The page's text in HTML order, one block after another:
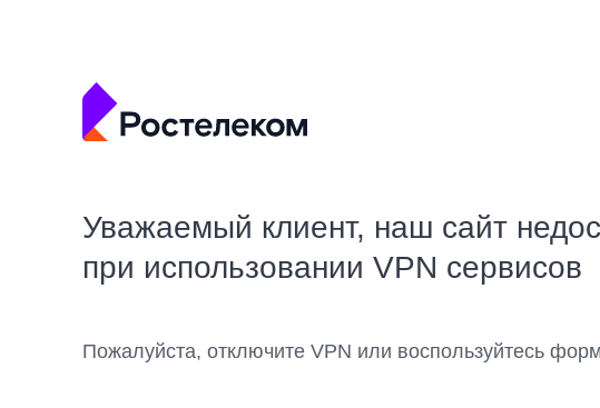
Уважаемый клиент, наш сайт
при использовании VPN сервисов
Пожалуйста, отключите VPN или воспользуйтесь